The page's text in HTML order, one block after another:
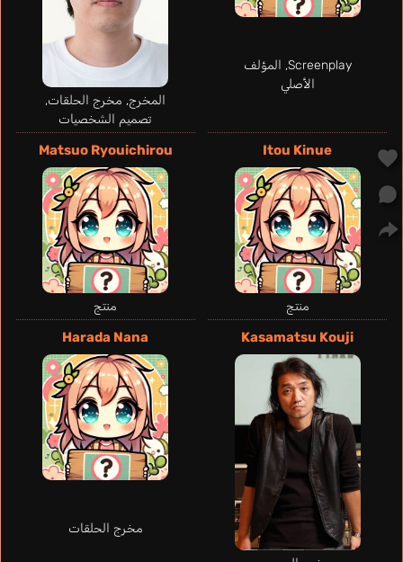
Screenplay, المؤلف
الأصلي
المخرج, مخرج الحلقات,
تصميم الشخصيات
Itou Kinue
منتج
Matsuo Ryouichirou
منتج
Kasamatsu Kouji
Harada Nana
مخرج الحلقات
Kensuke
Hanae Natsuki